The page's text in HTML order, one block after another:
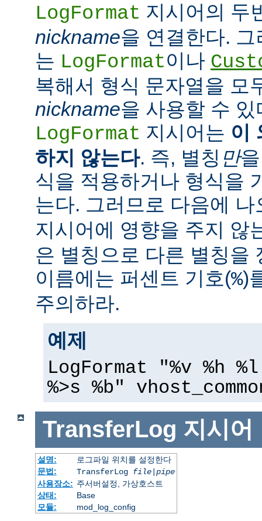
LogFormat 지시어의 두
nickname을 연결한다.
는 LogFormat이나
복해서 형식 문자열을 모
nickname을 사용할 수
LogFormat 지시어는 이
하지 않는다. 즉, 별칭 만
식을 적용하거나 형식을
는다. 그러므로 다음에
지시어에 영향을 주지 않
은 별칭으로 다른 별칭을
이름에는 퍼센트 기호(%)
주의하라.
예제
LogFormat "%v %h
%>s %b"
TransferLog 지시어
설명:
로그파일 위치를 설정한다
문법:
TransferLog file| pipe
사용장소: 주서버설정, 가상호스트
상태:
Base
모듈:
mod_log_config